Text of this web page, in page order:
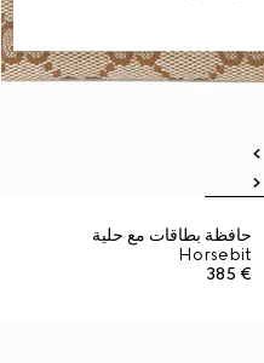
حافظة بطاقات مع حلية
Horsebit
€ 385